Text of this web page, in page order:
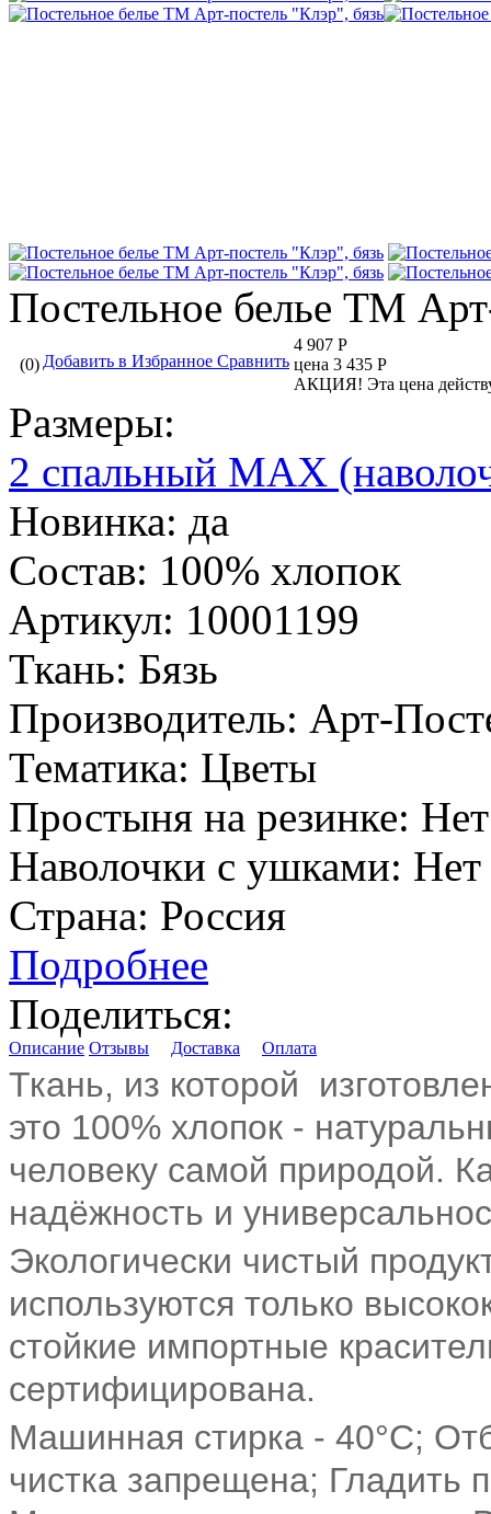
Постельное белье ТМ
(0) Добавить в Избранное Сравнить
4 907 Р
цена 3 435 Р
АКЦИЯ! Эта цена
Размеры:
2 спальный МАХ
Новинка: да
Состав: 100% хлопок
Артикул: 10001199
Ткань: Бязь
Производитель: Арт-
Тематика: Цветы
Простыня на резинке: Нет
Наволочки с ушками: Нет
Страна: Россия
Подробнее
Поделиться:
Описание Отзывы Доставка Оплата
Ткань, из которой
это 100% хлопок -
человеку самой природой.
надёжность и
Экологически чистый
используются только
стойкие импортные
сертифицирована.
Машинная стирка - 40°C;
чистка запрещена; Гладить